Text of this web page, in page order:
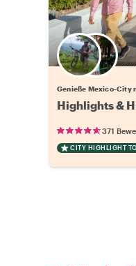
Genieße Mexico-City
Highlights &
371
CITY HIGHLIGHT